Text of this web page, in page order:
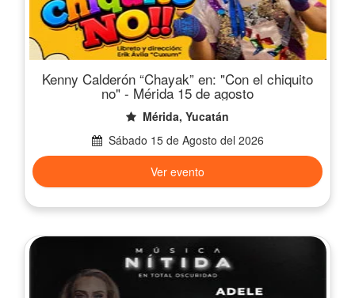
Kenny Calderón “Chayak” en: "Con el chiquito
no" - Mérida 15 de agosto
Mérida, Yucatán
Sábado 15 de Agosto del 2026
Ver evento